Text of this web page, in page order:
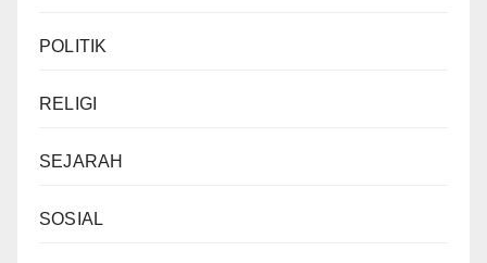
POLITIK
RELIGI
SEJARAH
SOSIAL